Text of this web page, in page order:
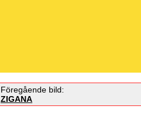
Föregående bild:
ZIGANA